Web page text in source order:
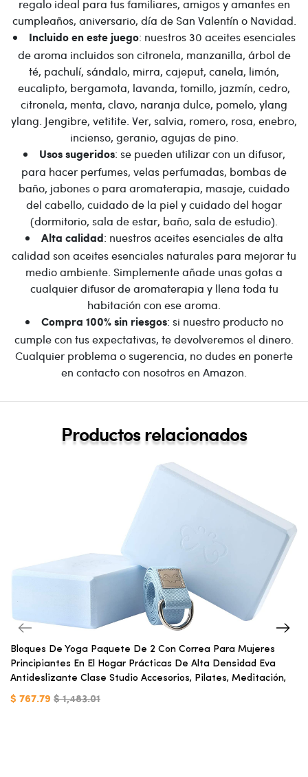
regalo ideal para tus familiares, amigos y amantes en
cumpleaños, aniversario, día de San Valentín o Navidad.
Incluido en este juego: nuestros 30 aceites esenciales
de aroma incluidos son citronela, manzanilla, árbol de
té, pachulí, sándalo, mirra, cajeput, canela, limón,
eucalipto, bergamota, lavanda, tomillo, jazmín, cedro,
citronela, menta, clavo, naranja dulce, pomelo, ylang
ylang. Jengibre, vetitite. Ver, salvia, romero, rosa, enebro,
incienso, geranio, agujas de pino.
Usos sugeridos: se pueden utilizar con un difusor,
para hacer perfumes, velas perfumadas, bombas de
baño, jabones o para aromaterapia, masaje, cuidado
del cabello, cuidado de la piel y cuidado del hogar
(dormitorio, sala de estar, baño, sala de estudio).
Alta calidad : nuestros aceites esenciales de alta
calidad son aceites esenciales naturales para mejorar tu
medio ambiente. Simplemente añade unas gotas a
cualquier difusor de aromaterapia y llena toda tu
habitación con ese aroma.
Compra 100% sin riesgos: si nuestro producto no
cumple con tus expectativas, te devolveremos el dinero.
Cualquier problema o sugerencia, no dudes en ponerte
en contacto con nosotros en Amazon.
Productos relacionados
Bloques De Yoga Paquete De 2 Con Correa Para Mujeres
Principiantes En El Hogar Prácticas De Alta Densidad Eva
Antideslizante Clase Studio Accesorios, Pilates, Meditación,
$ 767.79 $ 1,483.01